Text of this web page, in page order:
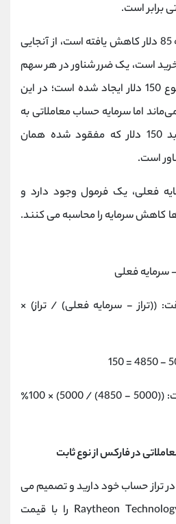
برابر است.
سهم به 85 دلار کاهش یافته است، از آنجایی
است، یک ضرر شناور در هر سهم
به ارزش 15 دلار یا در مجموع 150 دلار ایجاد شده است؛ در این
دلار باقی می‌ماند اما سرمایه حساب معاملاتی به
4850 دلار کاهش می ‌یابد 150 دلار که مفقود شده همان
است.
فعلی، یک فرمول وجود دارد و
کاهش سرمایه را محاسبه می کنند.
سرمایه فعلی
((تراز - سرمایه فعلی) / تراز) ×
درصد کاهش سرمایه موقت: ((5000 - 4850) / 5000) × 100٪
در فارکس از نوع ثابت
شما 5,000 دلار در تراز حساب خود دارید و تصمیم می
Raytheon Technology را با قیمت